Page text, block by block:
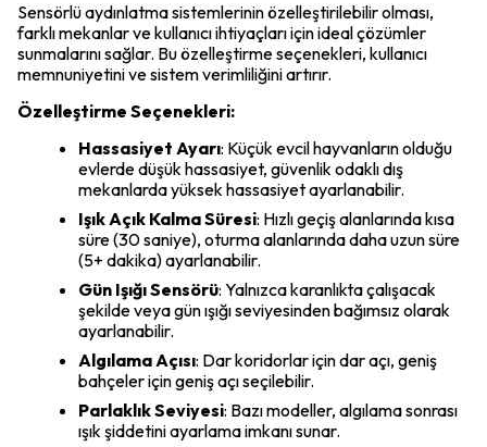
Sensörlü aydınlatma sistemlerinin özelleştirilebilir olması,
farklı mekanlar ve kullanıcı ihtiyaçları için ideal çözümler
sunmalarını sağlar. Bu özelleştirme seçenekleri, kullanıcı
memnuniyetini ve sistem verimliliğini artırır.
Özelleştirme Seçenekleri:
Hassasiyet Ayarı: Küçük evcil hayvanların olduğu
evlerde düşük hassasiyet, güvenlik odaklı dış
mekanlarda yüksek hassasiyet ayarlanabilir.
Işık Açık Kalma Süresi: Hızlı geçiş alanlarında kısa
süre (30 saniye), oturma alanlarında daha uzun süre
(5+ dakika) ayarlanabilir.
Gün Işığı Sensörü: Yalnızca karanlıkta çalışacak
şekilde veya gün ışığı seviyesinden bağımsız olarak
ayarlanabilir.
Algılama Açısı: Dar koridorlar için dar açı, geniş
bahçeler için geniş açı seçilebilir.
Parlaklık Seviyesi: Bazı modeller, algılama sonrası
ışık şiddetini ayarlama imkanı sunar.